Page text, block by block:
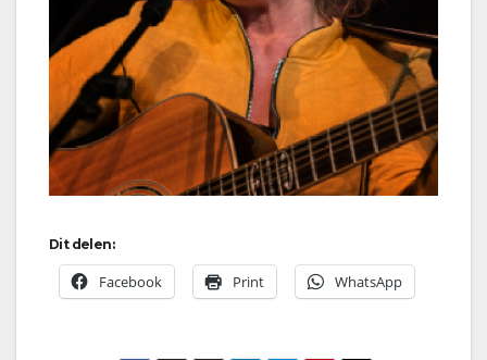
Dit delen:
Facebook Print WhatsApp